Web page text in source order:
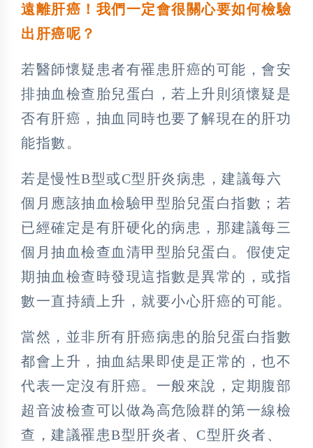
遠離肝癌！我們一定會很關心要如何檢驗
出肝癌呢？
若醫師懷疑患者有罹患肝癌的可能，會安
排抽血檢查胎兒蛋白，若上升則須懷疑是
否有肝癌，抽血同時也要了解現在的肝功
能指數。
若是慢性B型或C型肝炎病患，建議每六
個月應該抽血檢驗甲型胎兒蛋白指數；若
已經確定是有肝硬化的病患，那建議每三
個月抽血檢查血清甲型胎兒蛋白。假使定
期抽血檢查時發現這指數是異常的，或指
數一直持續上升，就要小心肝癌的可能。
當然，並非所有肝癌病患的胎兒蛋白指數
都會上升，抽血結果即使是正常的，也不
代表一定沒有肝癌。一般來說，定期腹部
超音波檢查可以做為高危險群的第一線檢
查，建議罹患B型肝炎者、C型肝炎者、